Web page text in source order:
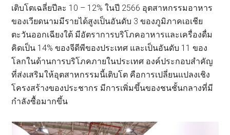
เติบโตเฉลี่ยปีละ 10 – 12% ในปี 2566 อุตสาหกรรมอาหาร
ของเวียดนามมีรายได้สูงเป็นอันดับ 3 ของภูมิภาคเอเชีย
ตะวันออกเฉียงใต้ มีอัตราการบริโภคอาหารและเครื่องดื่ม
คิดเป็น 14% ของจีดีพีของประเทศ และเป็นอันดับ 11 ของ
โลกในด้านการบริโภคภายในประเทศ องค์ประกอบสำคัญ
ที่ส่งเสริมให้อุตสาหกรรมนี้เติบโต คือการเปลี่ยนแปลงเชิง
โครงสร้างของประชากร มีการเพิ่มขึ้นของชนชั้นกลางที่มี
กำลังซื้อมากขึ้น